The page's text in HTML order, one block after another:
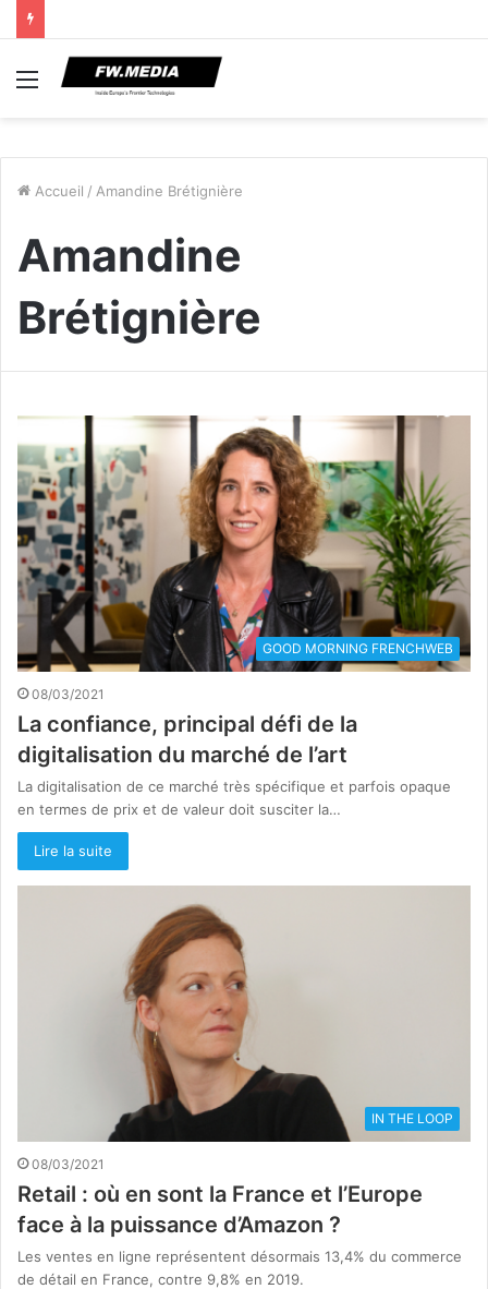
Menu
Accueil / Amandine Brétignière
Amandine
Brétignière
GOOD MORNING FRENCHWEB
08/03/2021
La confiance, principal défi de la
digitalisation du marché de l’art
La digitalisation de ce marché très spécifique et parfois opaque
en termes de prix et de valeur doit susciter la…
Lire la suite
IN THE LOOP
08/03/2021
Retail : où en sont la France et l’Europe
face à la puissance d’Amazon ?
Les ventes en ligne représentent désormais 13,4% du commerce
de détail en France, contre 9,8% en 2019.